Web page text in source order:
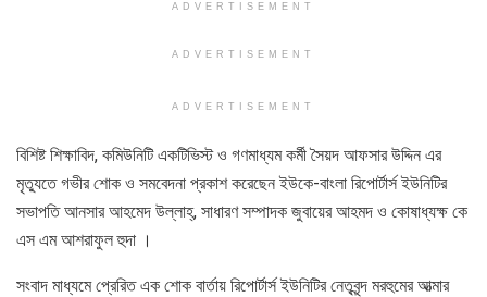
ADVERTISEMENT
ADVERTISEMENT
ADVERTISEMENT
বিশিষ্ট শিক্ষাবিদ, কমিউনিটি একটিভিস্ট ও গণমাধ্যম কর্মী সৈয়দ আফসার উদ্দিন এর
মৃত্যুতে গভীর শোক ও সমবেদনা প্রকাশ করেছেন ইউকে-বাংলা রিপোর্টার্স ইউনিটির
সভাপতি আনসার আহমেদ উল্লাহ্, সাধারণ সম্পাদক জুবায়ের আহমদ ও কোষাধ্যক্ষ কে
এস এম আশরাফুল হুদা ।
সংবাদ মাধ্যমে প্রেরিত এক শোক বার্তায় রিপোর্টার্স ইউনিটির নেতৃবৃন্দ মরহুমের আত্মার